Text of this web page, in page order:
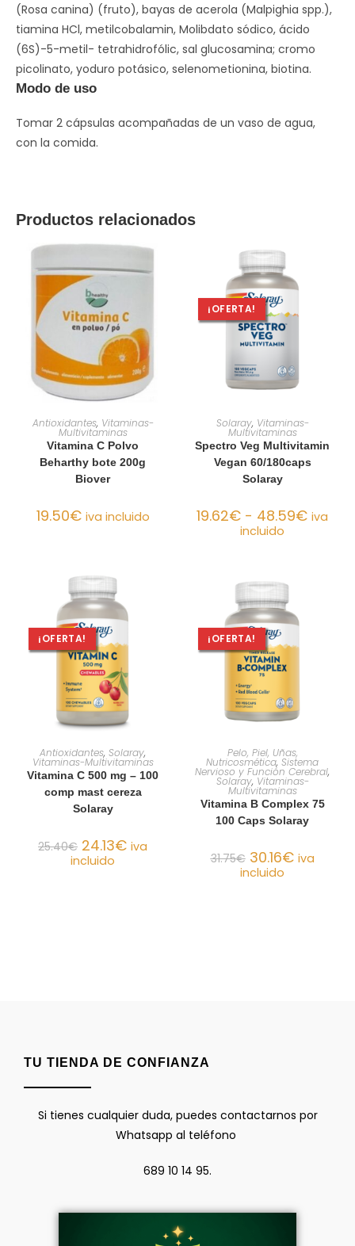
(Rosa canina) (fruto), bayas de acerola (Malpighia spp.),
tiamina HCl, metilcobalamin, Molibdato sódico, ácido
(6S)-5-metil- tetrahidrofólic, sal glucosamina; cromo
picolinato, yoduro potásico, selenometionina, biotina.
Modo de uso
Tomar 2 cápsulas acompañadas de un vaso de agua,
con la comida.
Productos relacionados
AÑADIR AL CARRITO
Antioxidantes, Vitaminas-
Multivitaminas
Vitamina C Polvo
Beharthy bote 200g
Biover
19.50€ iva incluido
¡OFERTA!
SELECCIONAR OPCIONES
Solaray, Vitaminas-
Multivitaminas
Spectro Veg Multivitamin
Vegan 60/180caps
Solaray
19.62€ - 48.59€ iva
incluido
¡OFERTA!
AÑADIR AL CARRITO
Antioxidantes, Solaray,
Vitaminas-Multivitaminas
Vitamina C 500 mg – 100
comp mast cereza
Solaray
25.40€ 24.13€ iva
incluido
¡OFERTA!
AÑADIR AL CARRITO
Pelo, Piel, Uñas,
Nutricosmética, Sistema
Nervioso y Función Cerebral,
Solaray, Vitaminas-
Multivitaminas
Vitamina B Complex 75
100 Caps Solaray
31.75€ 30.16€ iva
incluido
TU TIENDA DE CONFIANZA
Si tienes cualquier duda, puedes contactarnos por
Whatsapp al teléfono
689 10 14 95.